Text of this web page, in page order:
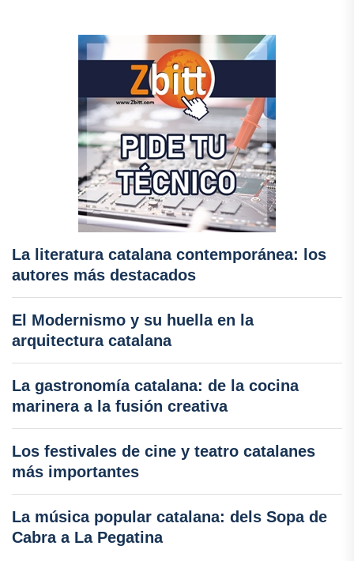
La literatura catalana contemporánea: los
autores más destacados
El Modernismo y su huella en la
arquitectura catalana
La gastronomía catalana: de la cocina
marinera a la fusión creativa
Los festivales de cine y teatro catalanes
más importantes
La música popular catalana: dels Sopa de
Cabra a La Pegatina